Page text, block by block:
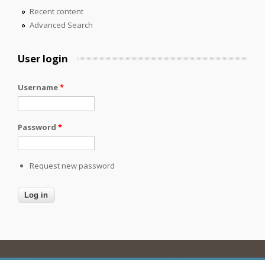
Recent content
Advanced Search
User login
Username*
Password *
Request new password